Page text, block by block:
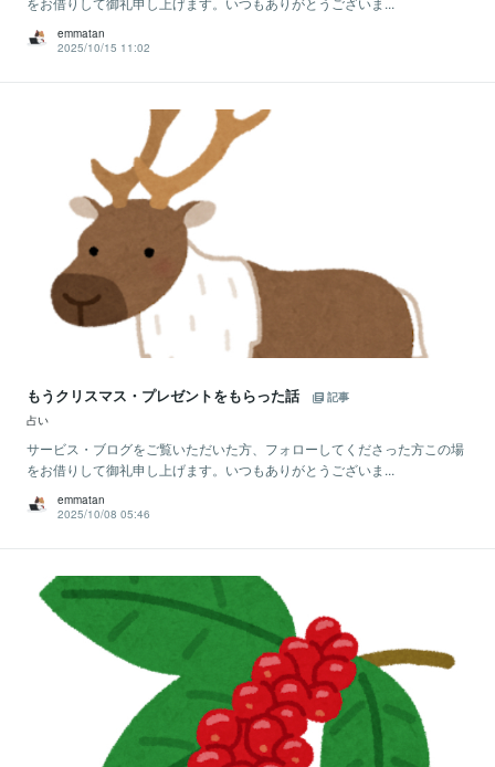
emmatan
2025/10/15 11:02
もうクリスマス・プレゼントをもらった話
記事
占い
サービス・ブログをご覧いただいた方、フォローしてくださった方この場
をお借りして御礼申し上げます。いつもありがとうございま...
emmatan
2025/10/08 05:46